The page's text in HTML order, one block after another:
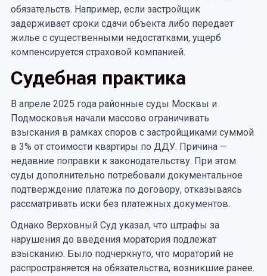
обязательств. Например, если застройщик
задерживает сроки сдачи объекта либо передает
жилье с существенными недостатками, ущерб
компенсируется страховой компанией.
Судебная практика
В апреле 2025 года районные суды Москвы и
Подмосковья начали массово ограничивать
взыскания в рамках споров с застройщиками суммой
в 3% от стоимости квартиры по ДДУ. Причина —
недавние поправки к законодательству. При этом
суды дополнительно потребовали документальное
подтверждение платежа по договору, отказываясь
рассматривать иски без платежных документов.
Однако Верховный Суд указал, что штрафы за
нарушения до введения моратория подлежат
взысканию. Было подчеркнуто, что мораторий не
распространяется на обязательства, возникшие ранее.